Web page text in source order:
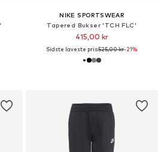
NIKE SPORTSWEAR
Tapered Bukser 'TCH FLC'
415,00 kr
Sidste laveste pris:525,00 kr-21%